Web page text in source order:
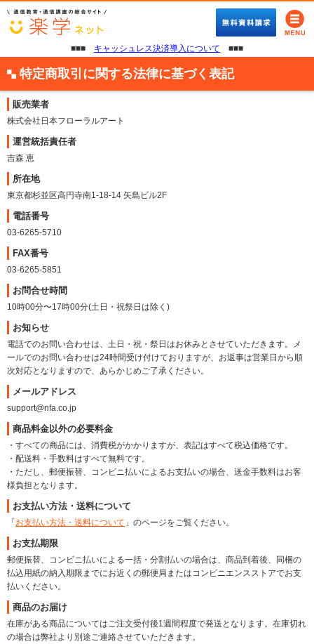
■■■ キャッシュレス決済導入について ■■■
特定商取引に関する法律に基づく表記
販売業者
株式会社日本フローラルアート
運営統括責任者
吉森 恵
所在地
東京都杉並区高円寺南1-18-14 矢島ビル2F
電話番号
03-6265-5710
FAX番号
03-6265-5851
お問合せ時間
10時00分〜17時00分(土日・祝祭日は除く)
お知らせ
電話でのお問い合わせは、土日・祝・祭日はお休みとさせていただきます。メ
ールでのお問い合わせは24時間受け付けておりますが、お返事は営業日から順
次対応となりますので、あらかじめご了承ください。
メールアドレス
support@nfa.co.jp
商品料金以外の必要料金
・すべての商品には、消費税がかかりますが、表記はすべて税込価格です。
・配送料・手数料はすべて無料です。
・ただし、郵便振替、コンビニ払いによるお支払いの場合、送金手数料はお客
様負担となります。
お支払い方法・送料について
「 お支払い方法・送料について 」のページをご覧ください。
お支払期限
郵便振替、コンビニ払いによる一括・分割払いの場合は、商品到着後、同梱の
払込用紙の納入期限までにお近くの郵便局またはコンビニエンスストアでお支
払いください。
商品のお届け
在庫がある商品についてはご注文受付後1週間程度で発送となります。在庫切れ
の場合は弊社より別途ご連絡させていただきます。